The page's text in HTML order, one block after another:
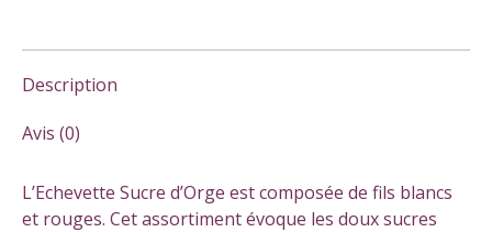
Description
Avis (0)
L’Echevette Sucre d’Orge est composée de fils blancs
et rouges. Cet assortiment évoque les doux sucres